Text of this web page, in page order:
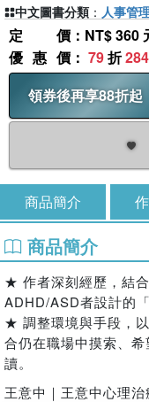
定價 ：NT$ 360
優惠價 ： 79折284
領券後再享88折起
中文圖書分類 ： 人事管
商品簡介
商品簡介
★ 作者深刻經歷，結
ADHD/ASD者設計的
★ 調整環境與手段，
合仍在職場中摸索、
讀。
王意中｜王意中心理